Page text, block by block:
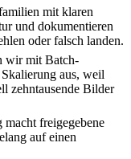
mit klaren
und dokumentieren
oder falsch landen.
wir mit Batch-
aus, weil
zehntausende Bilder
macht freigegebene
auf einen